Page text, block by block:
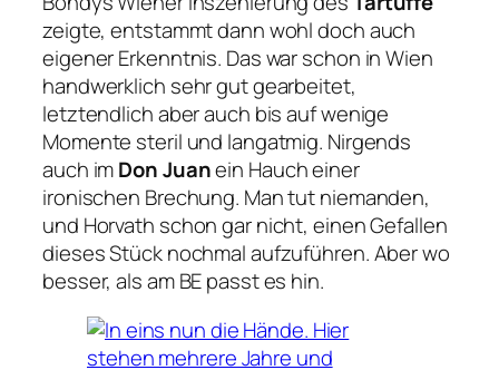
zeigte, entstammt dann wohl doch auch
eigener Erkenntnis. Das war schon in Wien
handwerklich sehr gut gearbeitet,
letztendlich aber auch bis auf wenige
Momente steril und langatmig. Nirgends
auch imDon Juanein Hauch einer
ironischen Brechung. Man tut niemanden,
und Horvath schon gar nicht, einen Gefallen
dieses Stück nochmal aufzuführen. Aber wo
besser, als am BE passt es hin.